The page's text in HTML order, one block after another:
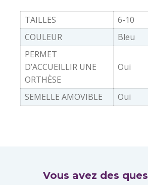
TAILLES
6-10
COULEUR
Bleu
PERMET
D’ACCUEILLIR UNE
ORTHÈSE
Oui
SEMELLE AMOVIBLE Oui
Vous avez des